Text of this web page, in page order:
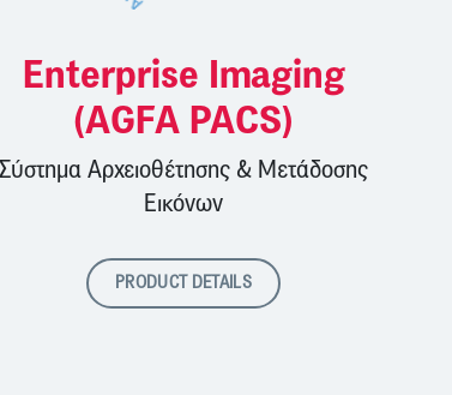
Enterprise Imaging
(AGFA PACS)
Σύστημα Αρχειοθέτησης & Μετάδοσης
Εικόνων
PRODUCT DETAILS